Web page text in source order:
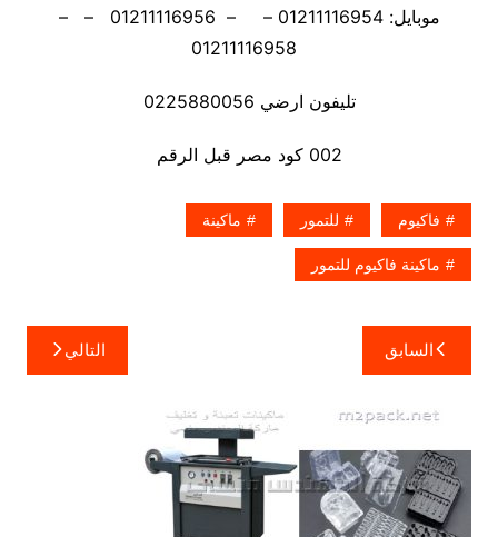
موبايل: 01211116954 – – 01211116956 – –
تليفون ارضي 0225880056
002 كود مصر قبل الرقم
فاكيوم للتمور ماكينة
ماكينة فاكيوم للتمور
تصفّح
المقالات
السابق التالي